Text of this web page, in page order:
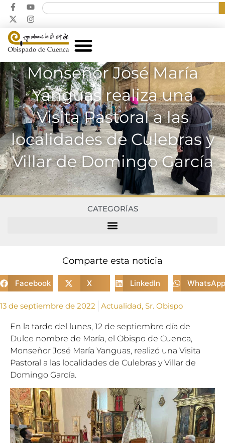
Monseñor José María
Yanguas realiza una
Visita Pastoral a las
localidades de Culebras y
Villar de Domingo García
CATEGORÍAS
Comparte esta noticia
Facebook X LinkedIn WhatsApp
13 de septiembre de 2022 Actualidad, Sr. Obispo
En la tarde del lunes, 12 de septiembre día de
Dulce nombre de María, el Obispo de Cuenca,
Monseñor José María Yanguas, realizó una Visita
Pastoral a las localidades de Culebras y Villar de
Domingo García.